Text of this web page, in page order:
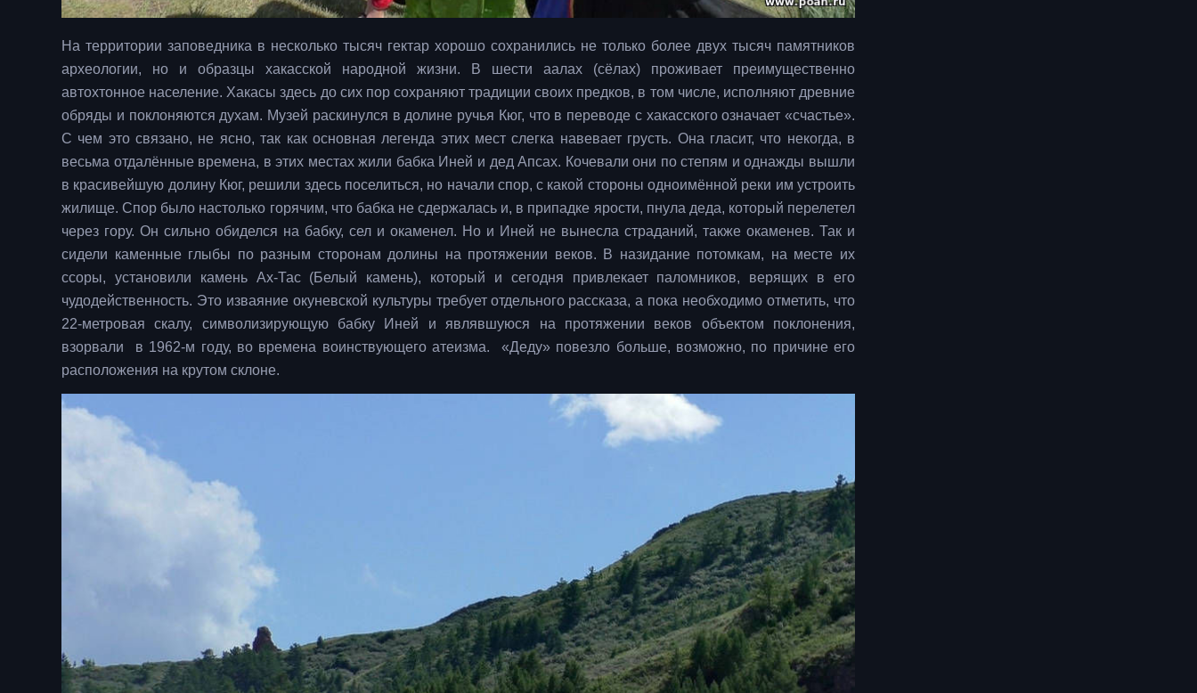
На территории заповедника в несколько тысяч гектар хорошо сохранились не только более двух тысяч памятников
археологии, но и образцы хакасской народной жизни. В шести аалах (сёлах) проживает преимущественно
автохтонное население. Хакасы здесь до сих пор сохраняют традиции своих предков, в том числе, исполняют древние
обряды и поклоняются духам. Музей раскинулся в долине ручья Кюг, что в переводе с хакасского означает «счастье».
С чем это связано, не ясно, так как основная легенда этих мест слегка навевает грусть. Она гласит, что некогда, в
весьма отдалённые времена, в этих местах жили бабка Иней и дед Апсах. Кочевали они по степям и однажды вышли
в красивейшую долину Кюг, решили здесь поселиться, но начали спор, с какой стороны одноимённой реки им устроить
жилище. Спор было настолько горячим, что бабка не сдержалась и, в припадке ярости, пнула деда, который перелетел
через гору. Он сильно обиделся на бабку, сел и окаменел. Но и Иней не вынесла страданий, также окаменев. Так и
сидели каменные глыбы по разным сторонам долины на протяжении веков. В назидание потомкам, на месте их
ссоры, установили камень Ах-Тас (Белый камень), который и сегодня привлекает паломников, верящих в его
чудодейственность. Это изваяние окуневской культуры требует отдельного рассказа, а пока необходимо отметить, что
22-метровая скалу, символизирующую бабку Иней и являвшуюся на протяжении веков объектом поклонения,
взорвали в 1962-м году, во времена воинствующего атеизма. «Деду» повезло больше, возможно, по причине его
расположения на крутом склоне.